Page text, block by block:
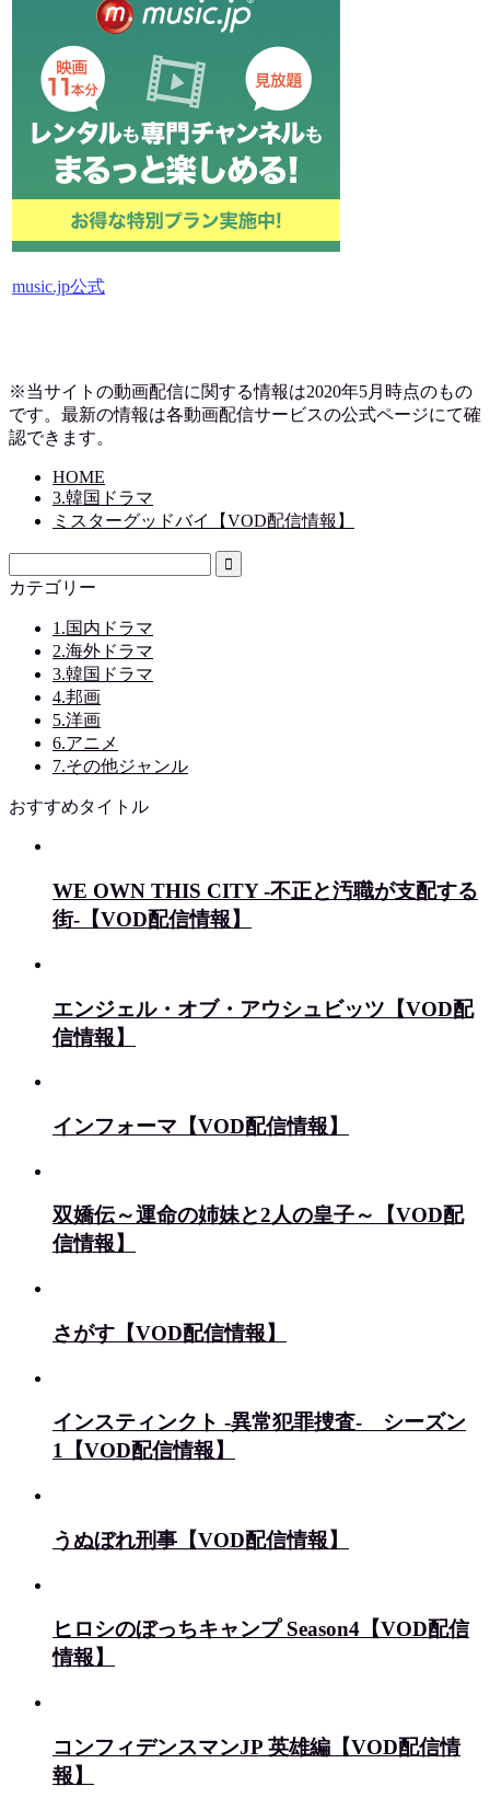
music.jp公式
※当サイトの動画配信に関する情報は2020年5月時点のもの
です。最新の情報は各動画配信サービスの公式ページにて確
認できます。
HOME
3.韓国ドラマ
ミスターグッドバイ【VOD配信情報】
カテゴリー
1.国内ドラマ
2.海外ドラマ
3.韓国ドラマ
4.邦画
5.洋画
6.アニメ
7.その他ジャンル
おすすめタイトル
WE OWN THIS CITY -不正と汚職が支配する
街-【VOD配信情報】
エンジェル・オブ・アウシュビッツ【VOD配
信情報】
インフォーマ【VOD配信情報】
双嬌伝～運命の姉妹と2人の皇子～【VOD配
信情報】
さがす【VOD配信情報】
インスティンクト -異常犯罪捜査- シーズン
1【VOD配信情報】
うぬぼれ刑事【VOD配信情報】
ヒロシのぼっちキャンプ Season4【VOD配信
情報】
コンフィデンスマンJP 英雄編【VOD配信情
報】